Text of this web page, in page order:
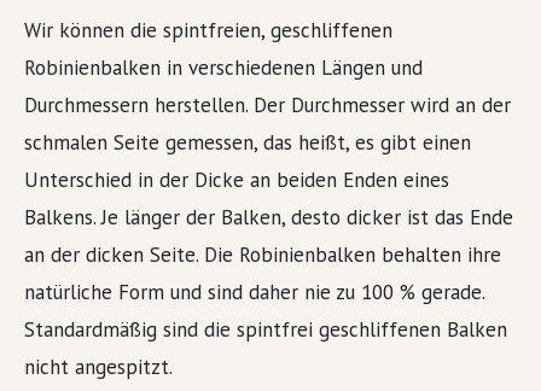
Wir können die spintfreien, geschliffenen
Robinienbalken in verschiedenen Längen und
Durchmessern herstellen. Der Durchmesser wird an der
schmalen Seite gemessen, das heißt, es gibt einen
Unterschied in der Dicke an beiden Enden eines
Balkens. Je länger der Balken, desto dicker ist das Ende
an der dicken Seite. Die Robinienbalken behalten ihre
natürliche Form und sind daher nie zu 100 % gerade.
Standardmäßig sind die spintfrei geschliffenen Balken
nicht angespitzt.